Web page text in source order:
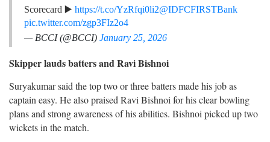
Scorecard ▶️ https://t.co/YzRfqi0li2@IDFCFIRSTBank
pic.twitter.com/zgp3FIz2o4
— BCCI (@BCCI) January 25, 2026
Skipper lauds batters and Ravi Bishnoi
Suryakumar said the top two or three batters made his job as
captain easy. He also praised Ravi Bishnoi for his clear bowling
plans and strong awareness of his abilities. Bishnoi picked up two
wickets in the match.